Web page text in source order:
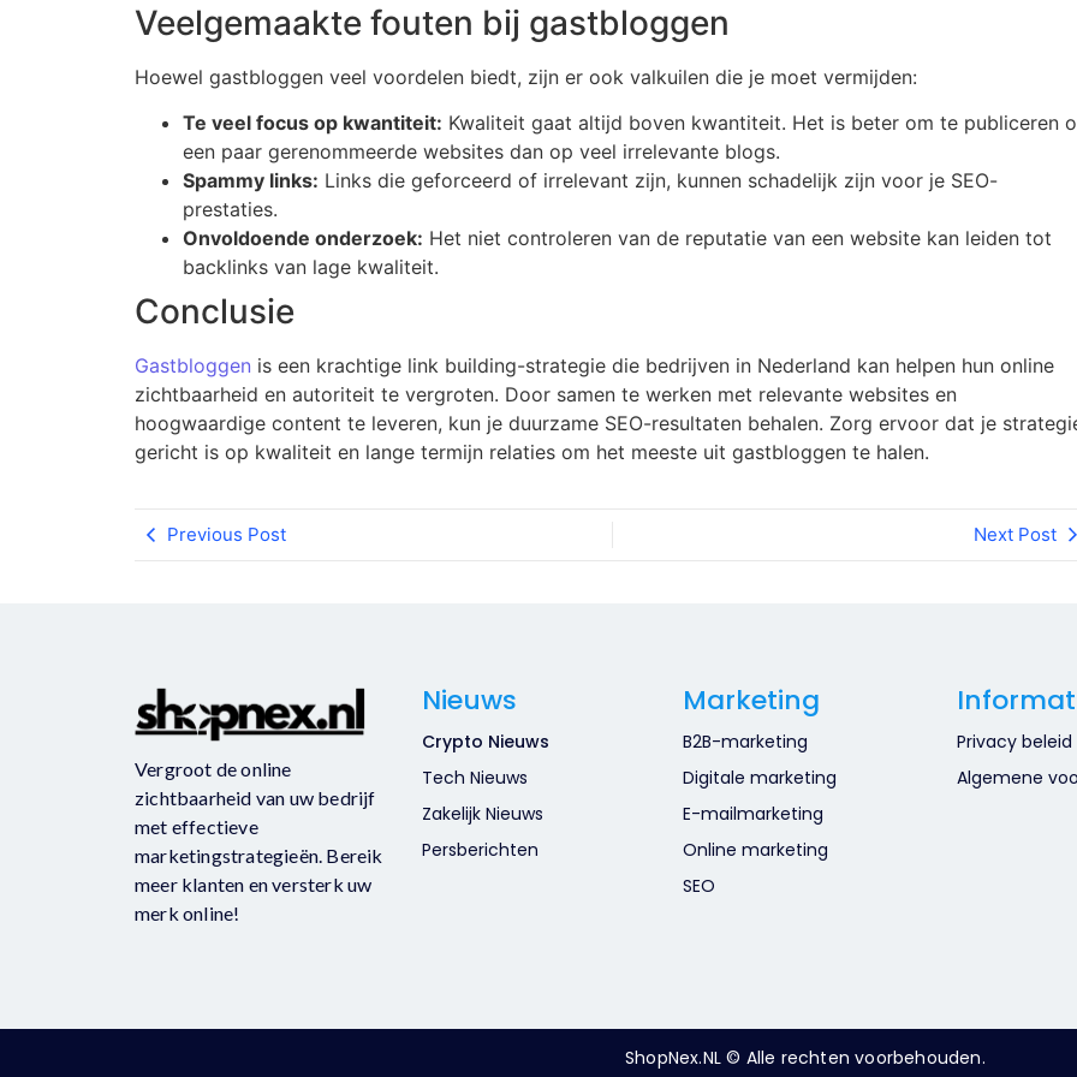
Veelgemaakte fouten bij gastbloggen
Hoewel gastbloggen veel voordelen biedt, zijn er ook valkuilen die je moet vermijden:
Te veel focus op kwantiteit: Kwaliteit gaat altijd boven kwantiteit. Het is beter om te publiceren
een paar gerenommeerde websites dan op veel irrelevante blogs.
Spammy links: Links die geforceerd of irrelevant zijn, kunnen schadelijk zijn voor je SEO-
prestaties.
Onvoldoende onderzoek: Het niet controleren van de reputatie van een website kan leiden tot
backlinks van lage kwaliteit.
Conclusie
Gastbloggen is een krachtige link building-strategie die bedrijven in Nederland kan helpen hun online
zichtbaarheid en autoriteit te vergroten. Door samen te werken met relevante websites en
hoogwaardige content te leveren, kun je duurzame SEO-resultaten behalen. Zorg ervoor dat je
gericht is op kwaliteit en lange termijn relaties om het meeste uit gastbloggen te halen.
Previous Post Next Post
Vergroot de online
zichtbaarheid van uw bedrijf
met effectieve
marketingstrategieën. Bereik
meer klanten en versterk uw
merk online!
Nieuws
Crypto Nieuws
Tech Nieuws
Zakelijk Nieuws
Persberichten
Marketing
B2B-marketing
Digitale marketing
E-mailmarketing
Online marketing
SEO
Privacy beleid
Algemene
ShopNex.NL© Alle rechten voorbehouden.